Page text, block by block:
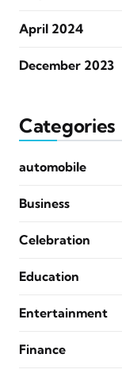
April 2024
December 2023
Categories
automobile
Business
Celebration
Education
Entertainment
Finance